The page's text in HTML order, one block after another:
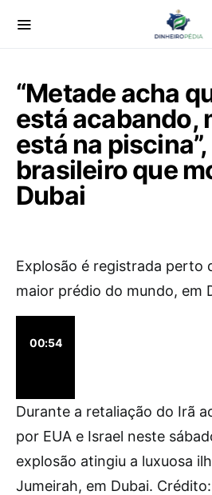
“Metade acha
está acabando,
está na
brasileiro que
Dubai
Explosão é registrada perto
maior prédio do mundo, em
00:54
Durante a retaliação do Irã
por EUA e Israel neste
explosão atingiu a luxuosa
Jumeirah, em Dubai. Crédito: